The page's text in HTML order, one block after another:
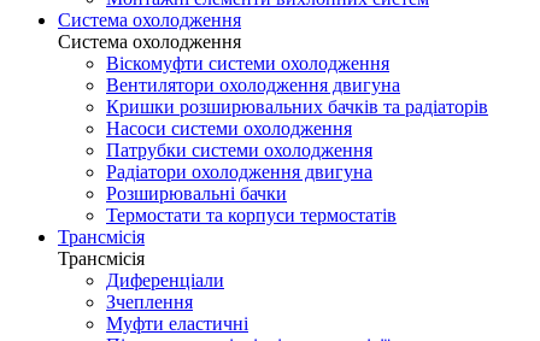
Система охолодження
Система охолодження
Віскомуфти системи охолодження
Вентилятори охолодження двигуна
Кришки розширювальних бачків та радіаторів
Насоси системи охолодження
Патрубки системи охолодження
Радіатори охолодження двигуна
Розширювальні бачки
Термостати та корпуси термостатів
Трансмісія
Трансмісія
Диференціали
Зчеплення
Муфти еластичні